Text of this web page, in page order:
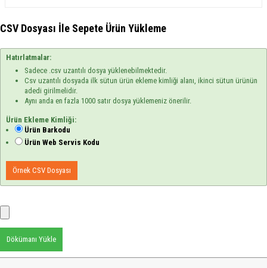
CSV Dosyası İle Sepete Ürün Yükleme
Hatırlatmalar:
Sadece .csv uzantılı dosya yüklenebilmektedir.
Csv uzantılı dosyada ilk sütun ürün ekleme kimliği alanı, ikinci sütun ürünün
adedi girilmelidir.
Aynı anda en fazla 1000 satır dosya yüklemeniz önerilir.
Ürün Ekleme Kimliği:
Ürün Barkodu
Ürün Web Servis Kodu
Örnek CSV Dosyası
Dökümanı Yükle